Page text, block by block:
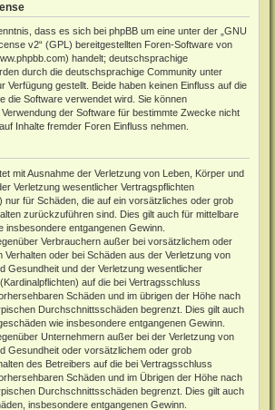
dass es sich bei phpBB um eine unter der „GNU
v2“ (GPL) bereitgestellten Foren-Software von
) handelt; deutschsprachige
durch die deutschsprachige Community unter
Verfügung gestellt. Beide haben keinen Einfluss auf die
die Software verwendet wird. Sie können
der Software für bestimmte Zwecke nicht
Inhalte fremder Foren Einfluss nehmen.
mit Ausnahme der Verletzung von Leben, Körper und
Verletzung wesentlicher Vertragspflichten
nur für Schäden, die auf ein vorsätzliches oder grob
zurückzuführen sind. Dies gilt auch für mittelbare
insbesondere entgangenen Gewinn.
Verbrauchern außer bei vorsätzlichem oder
Verhalten oder bei Schäden aus der Verletzung von
Gesundheit und der Verletzung wesentlicher
auf die bei Vertragsschluss
Schäden und im übrigen der Höhe nach
Durchschnittsschäden begrenzt. Dies gilt auch
wie insbesondere entgangenen Gewinn.
Unternehmern außer bei der Verletzung von
Gesundheit oder vorsätzlichem oder grob
des Betreibers auf die bei Vertragsschluss
Schäden und im Übrigen der Höhe nach
Durchschnittsschäden begrenzt. Dies gilt auch
insbesondere entgangenen Gewinn.